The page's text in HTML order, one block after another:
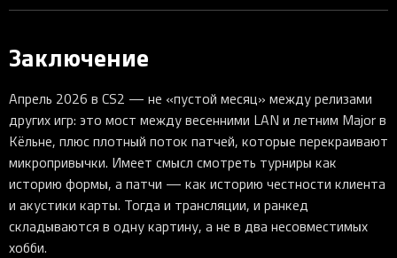
Заключение
Апрель 2026 в CS2 — не «пустой месяц» между релизами
других игр: это мост между весенними LAN и летним Major в
Кёльне, плюс плотный поток патчей, которые перекраивают
микропривычки. Имеет смысл смотреть турниры как
историю формы, а патчи — как историю честности клиента
и акустики карты. Тогда и трансляции, и ранкед
складываются в одну картину, а не в два несовместимых
хобби.